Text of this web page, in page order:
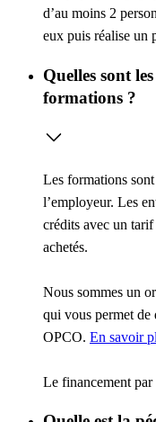
d’au moins 2
eux puis réalise un
Quelles sont
formations ?
Les formations
l’employeur. Les
crédits avec un
achetés.
Nous sommes un
qui vous permet de
OPCO. En savoir
Le financement par